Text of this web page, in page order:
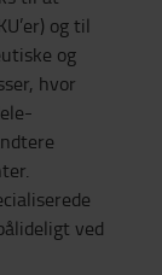
og til
og
hvor
ved